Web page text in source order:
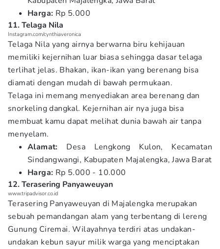
Harga: Rp 5.000
11. Telaga Nila
Instagram.com/cynthiaveronica
Telaga Nila yang airnya berwarna biru kehijauan
memiliki kejernihan luar biasa sehingga dasar telaga
terlihat jelas. Bhakan, ikan-ikan yang berenang bisa
diamati dengan mudah di bawah permukaan.
Telaga ini memang menyediakan area berenang dan
snorkeling dangkal. Kejernihan air nya juga bisa
membuat kamu dapat melihat dunia bawah air tanpa
menyelam.
Alamat: Desa Lengkong Kulon, Kecamatan
Sindangwangi, Kabupaten Majalengka, Jawa Barat
Harga: Rp 5.000 - 10.000
12. Terasering Panyaweuyan
www.tripadvisor.co.id
Terasering Panyaweuyan di Majalengka merupakan
sebuah pemandangan alam yang terbentang di lereng
Gunung Ciremai. Wilayahnya terdiri atas undakan-
undakan kebun sayur milik warga yang menciptakan